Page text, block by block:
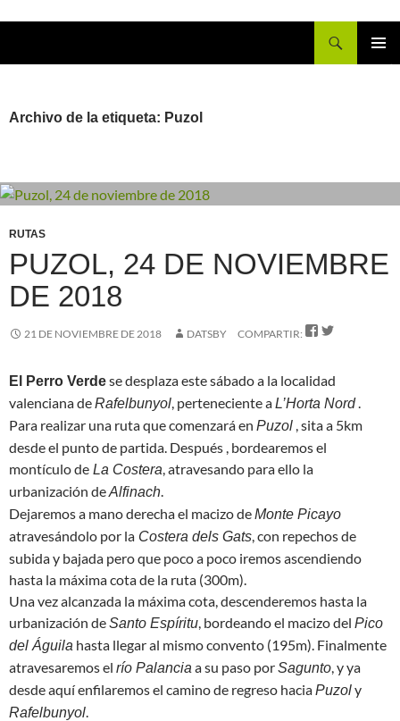
Archivo de la etiqueta: Puzol
RUTAS
PUZOL, 24 DE NOVIEMBRE
DE 2018
21 DE NOVIEMBRE DE 2018 DATSBY COMPARTIR:  
El Perro Verdese desplaza este sábado a la localidad
valenciana deRafelbunyol, perteneciente aL’Horta Nord.
Para realizar una ruta que comenzará en Puzol , sita a 5km
desde el punto de partida. Después , bordearemos el
montículo de La Costera, atravesando para ello la
urbanización deAlfinach.
Dejaremos a mano derecha el macizo deMonte Picayo
atravesándolo por la Costera dels Gats, con repechos de
subida y bajada pero que poco a poco iremos ascendiendo
hasta la máxima cota de la ruta (300m).
Una vez alcanzada la máxima cota, descenderemos hasta la
urbanización deSanto Espíritu, bordeando el macizo del Pico
del Águila hasta llegar al mismo convento (195m). Finalmente
atravesaremos el río Palancia a su paso porSagunto, y ya
desde aquí enfilaremos el camino de regreso haciaPuzoly
Rafelbunyol.